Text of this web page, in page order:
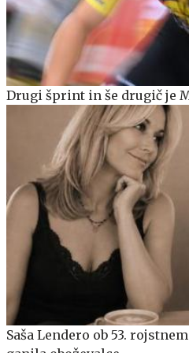
Drugi šprint in še drugič je
Saša Lendero ob 53.